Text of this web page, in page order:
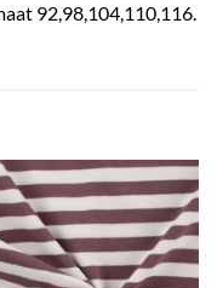
92,98,104,110,116.